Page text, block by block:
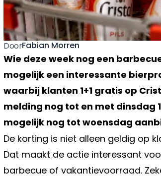
DoorFabian Morren
Wie deze week nog een
mogelijk een interessante
waarbij klanten 1+1 gratis op
melding nog tot en met dinsdag
mogelijk nog tot woensdag
De korting is niet alleen geldig op
Dat maakt de actie interessant
barbecue of vakantievoorraad.